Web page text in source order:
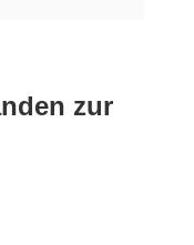
zur